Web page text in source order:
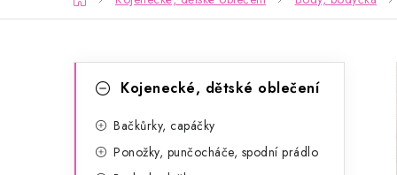
kategorieKojenecké, dětské oblečení
Bačkůrky, capáčky
Ponožky, punčocháče, spodní prádlo